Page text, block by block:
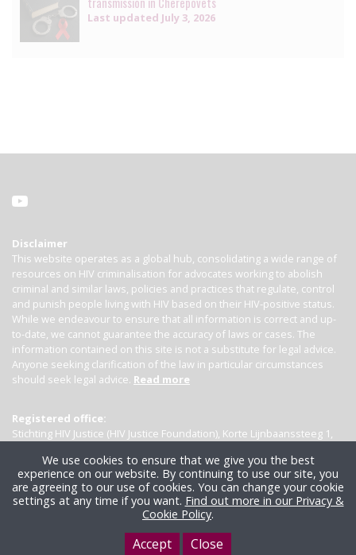
Last updated July 3, 2026
Disclaimer
This website operates as a global hub, consolidating a wide range of
resources on HIV criminalisation for advocates working to abolish
criminal and similar laws, policies and practices that regulate, control
and punish people living with HIV based on their HIV-positive status.
While we endeavour to ensure that all information is correct and up-
to-date, we cannot guarantee the accuracy of laws or cases. The
information contained on this site is not a substitute for legal advice.
Anyone seeking clarification of the law in particular circumstances
should seek legal advice. Read more
Registered office:
Stichting HIV Justice (HIV Justice Foundation), Korte Lijnbaanssteeg 1,
We use cookies to ensure that we give you the best
experience on our website. By continuing to use our site, you
are agreeing to our use of cookies. You can change your cookie
settings at any time if you want. Find out more in our Privacy &
Cookie Policy.
Accept Close